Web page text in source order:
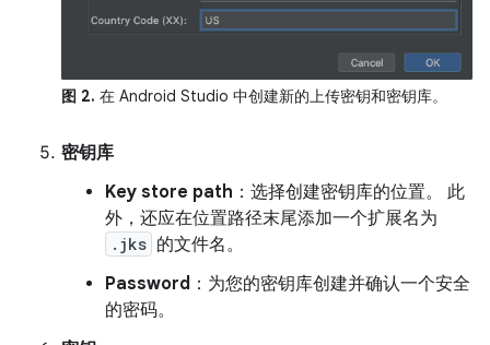
图 2. 在 Android Studio 中创建新的上传密钥和密钥库。
密钥库
Key store path ：选择创建密钥库的位置。 此
外，还应在位置路径末尾添加一个扩展名为
.jks 的文件名。
Password ：为您的密钥库创建并确认一个安全
的密码。